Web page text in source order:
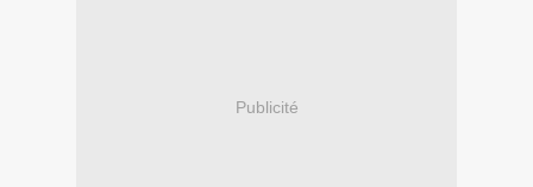
Publicité